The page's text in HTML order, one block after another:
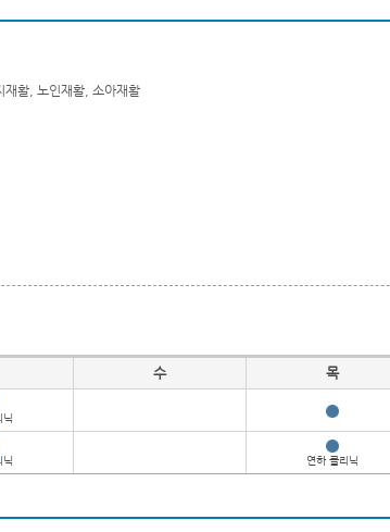
재활, 노인재활, 소아재활
수 목
닉
닉 연하 클리닉